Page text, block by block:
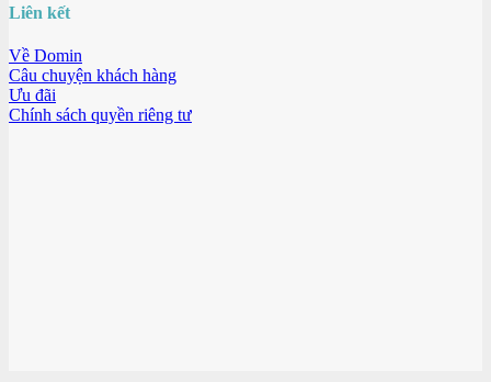
Liên kết
Về Domin
Câu chuyện khách hàng
Ưu đãi
Chính sách quyền riêng tư